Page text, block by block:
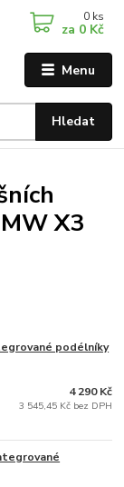
Menu
Hledat
0 ks
za 0 Kč
X3
podélníky
4 290 Kč
3 545,45 Kč bez DPH